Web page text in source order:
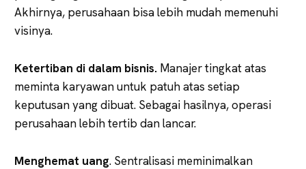
Akhirnya, perusahaan bisa lebih mudah memenuhi
visinya.
Ketertiban di dalam bisnis. Manajer tingkat atas
meminta karyawan untuk patuh atas setiap
keputusan yang dibuat. Sebagai hasilnya, operasi
perusahaan lebih tertib dan lancar.
Menghemat uang. Sentralisasi meminimalkan